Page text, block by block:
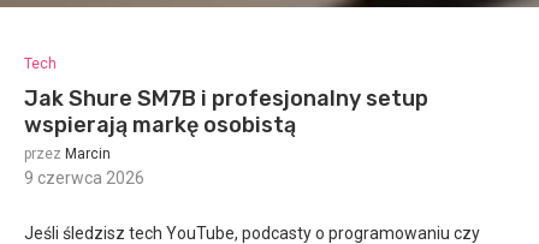
Tech
Jak Shure SM7B i profesjonalny setup
wspierają markę osobistą
przez Marcin
9 czerwca 2026
Jeśli śledzisz tech YouTube, podcasty o programowaniu czy